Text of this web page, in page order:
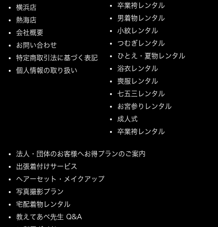
横浜店
熱海店
会社概要
お問い合わせ
特定商取引法に基づく表記
個人情報の取り扱い
卒業袴レンタル
男着物レンタル
小紋レンタル
つむぎレンタル
ひとえ・夏物レンタル
浴衣レンタル
喪服レンタル
七五三レンタル
お宮参りレンタル
成人式
卒業袴レンタル
法人・団体のお客様へお得プランのご案内
出張着付けサービス
ヘアーセット・メイクアップ
写真撮影プラン
宅配着物レンタル
教えてあべ先生 Q&A